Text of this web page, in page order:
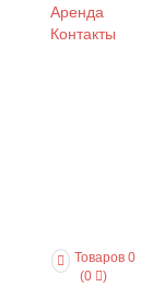
Аренда
Контакты
Товаров 0
(0
)